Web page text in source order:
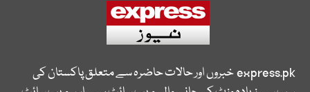
express.pkخبروں اور حالات حاضرہ سے متعلق پاکستان کی